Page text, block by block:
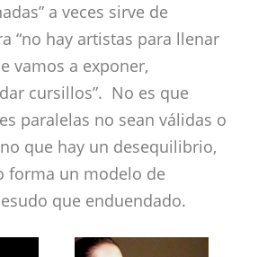
a veces sirve de
“no hay artistas para llenar
vamos a exponer,
cursillos”. No es que
paralelas no sean válidas o
que hay un desequilibrio,
forma un modelo de
que enduendado.